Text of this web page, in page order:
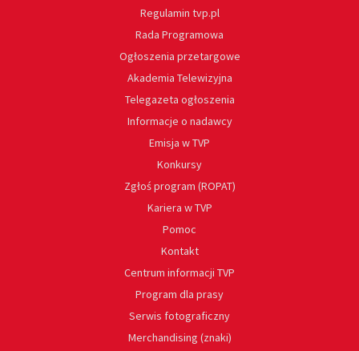
Regulamin tvp.pl
Rada Programowa
Ogłoszenia przetargowe
Akademia Telewizyjna
Telegazeta ogłoszenia
Informacje o nadawcy
Emisja w TVP
Konkursy
Zgłoś program (ROPAT)
Kariera w TVP
Pomoc
Kontakt
Centrum informacji TVP
Program dla prasy
Serwis fotograficzny
Merchandising (znaki)